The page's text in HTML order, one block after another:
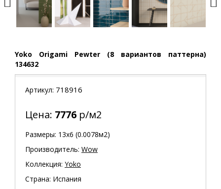
Yoko Origami Pewter (8 вариантов паттерна)
134632
Артикул: 718916
Цена: 7776 р/м2
Размеры: 13х6 (0.0078м2)
Производитель: Wow
Коллекция: Yoko
Страна: Испания